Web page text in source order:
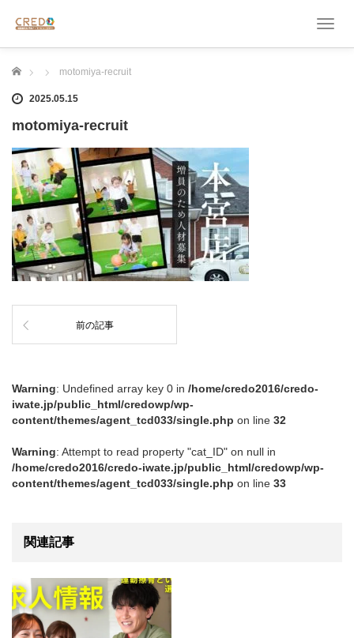
T
ホーム motomiya-recruit
2025.05.15
motomiya-recruit
前の記事
Warning: Undefined array key 0 in /home/credo2016/credo-
iwate.jp/public_html/credowp/wp-
content/themes/agent_tcd033/single.php on line 32
Warning: Attempt to read property "cat_ID" on null in
/home/credo2016/credo-iwate.jp/public_html/credowp/wp-
content/themes/agent_tcd033/single.php on line 33
関連記事